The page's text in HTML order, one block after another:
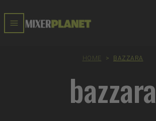
HOME > BAZZARA
bazzara